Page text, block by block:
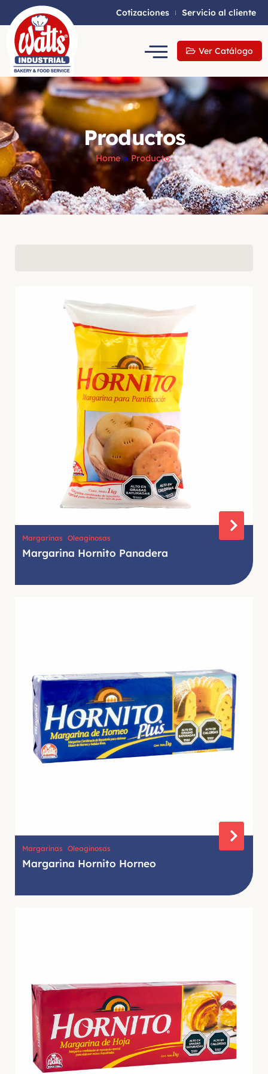
Cotizaciones Servicio al cliente
Ver Catálogo
Productos
Home » Producto
Margarinas, Oleaginosas
Margarina Hornito Panadera
Margarinas, Oleaginosas
Margarina Hornito Horneo